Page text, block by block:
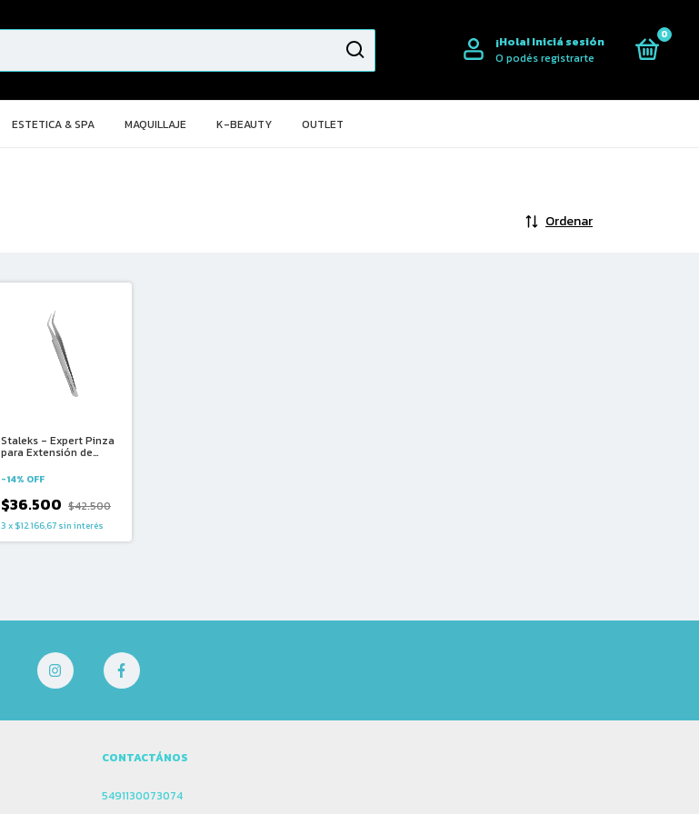
¡Hola!Iniciá sesión
O podés registrarte
0
ESTETICA & SPA MAQUILLAJE K-BEAUTY OUTLET
Ordenar
Staleks - Expert Pinza
para Extensión de
PACKAGING)
-14% OFF
$36.500 $42.500
3 x $12.166,67 sin interés
CONTACTÁNOS
5491130073074